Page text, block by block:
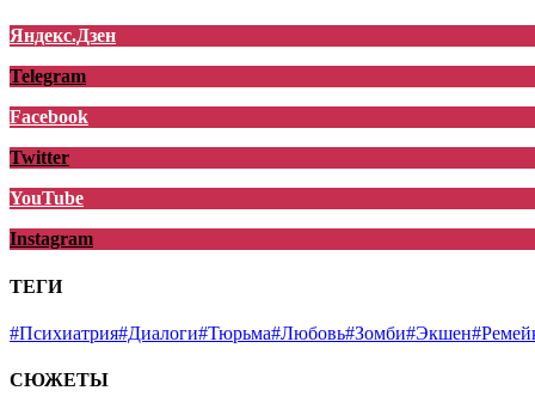
Яндекс.Дзен
Telegram
Facebook
Twitter
YouTube
Instagram
ТЕГИ
#Психиатрия#Диалоги#Тюрьма#Любовь#Зомби#Экшен
СЮЖЕТЫ